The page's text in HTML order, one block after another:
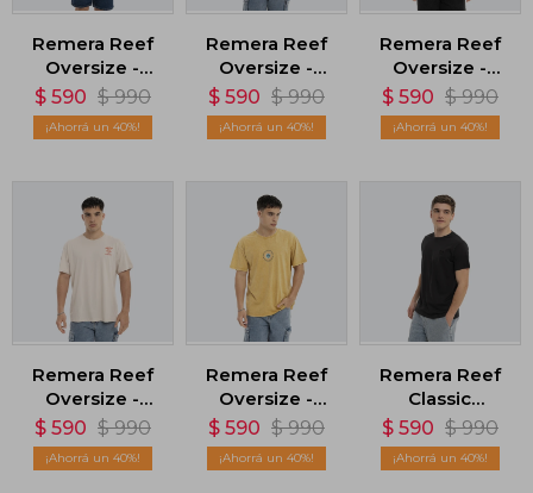
Remera Reef
Oversize -
Blanco
$ 590 $ 990
40
Remera Reef
Oversize -
Naranja
$ 590 $ 990
40
Remera Reef
Oversize -
Rojo
$ 590 $ 990
40
Remera Reef
Oversize -
Beige
$ 590 $ 990
40
Remera Reef
Oversize -
Amarillo
$ 590 $ 990
40
Remera Reef
Classic
Embroidered -
Negro
$ 590 $ 990
40